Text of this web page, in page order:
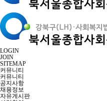
LOGIN
JOIN
SITEMAP
커뮤니티
커뮤니티
공지사항
채용정보
자유게시판